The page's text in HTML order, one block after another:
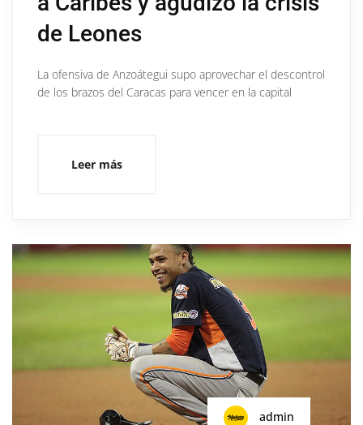
de Leones
La ofensiva de Anzoátegui supo aprovechar el descontrol
de los brazos del Caracas para vencer en la capital
Leer más
admin